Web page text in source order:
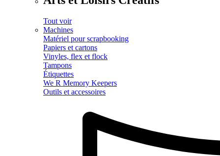
Tout voir
Machines
Matériel pour scrapbooking
Papiers et cartons
Vinyles, flex et flock
Tampons
Étiquettes
We R Memory Keepers
Outils et accessoires